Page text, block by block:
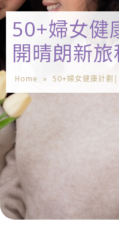
50+婦女健
開晴朗新旅
Home » 50+婦女健康計劃